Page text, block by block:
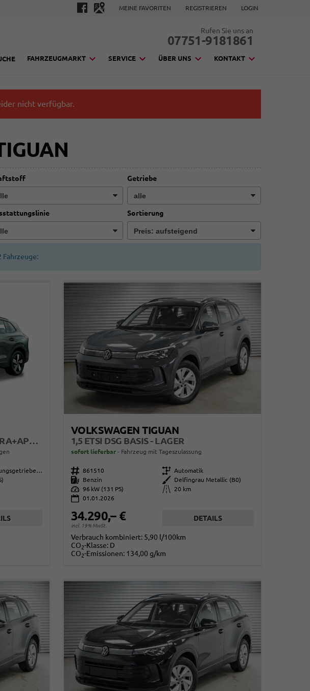
MEINE FAVORITEN REGISTRIEREN LOGIN
Rufen Sie uns an
07751-9181861
FAHRZEUGMARKT SERVICE ÜBER UNS KONTAKT
nicht verfügbar.
Getriebe
Sortierung
Fahrzeuge:
TREND LIMITED DSG+ACC+KAMERA+APP+KLIMA+LED+17" LM
Doppelkupplungsgetriebe (DSG)
VOLKSWAGEN TIGUAN
1,5 ETSI DSG BASIS - LAGER
sofort lieferbar Fahrzeug mit Tageszulassung
Fahrzeugnr. 861510 Getriebe Automatik
Kraftstoff
Benzin Außenfarbe
Delfingrau Metallic (B0)
Leistung 96 kW (131 PS) Kilometerstand
20 km
01.01.2026
34.290,– €
incl. 19% MwSt.
DETAILS
Verbrauch kombiniert: 5,90 l/100km
CO2-Klasse: D
CO2-Emissionen: 134,00 g/km